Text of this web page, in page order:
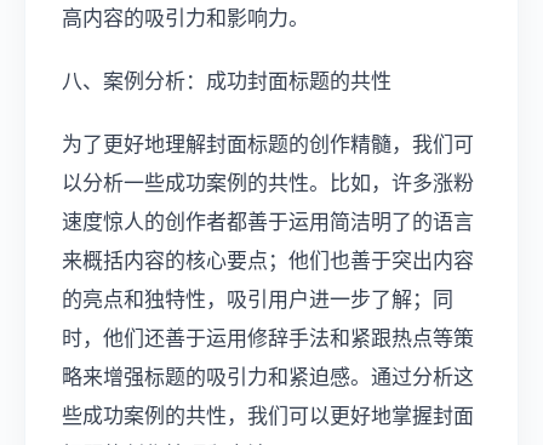
高内容的吸引力和影响力。
八、案例分析：成功封面标题的共性
为了更好地理解封面标题的创作精髓，我们可
以分析一些成功案例的共性。比如，许多涨粉
速度惊人的创作者都善于运用简洁明了的语言
来概括内容的核心要点；他们也善于突出内容
的亮点和独特性，吸引用户进一步了解；同
时，他们还善于运用修辞手法和紧跟热点等策
略来增强标题的吸引力和紧迫感。通过分析这
些成功案例的共性，我们可以更好地掌握封面